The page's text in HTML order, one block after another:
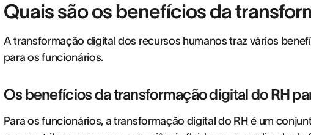
Quais são os benefícios da
A transformação digital dos recursos humanos traz vários
para os funcionários.
Os benefícios da transformação digital do RH
Para os funcionários, a transformação digital do RH é um